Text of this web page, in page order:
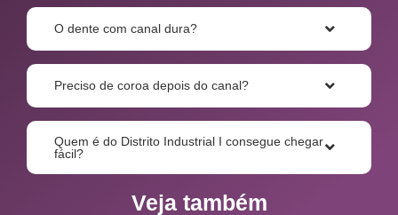
O dente com canal dura?
Preciso de coroa depois do canal?
Quem é do Distrito Industrial I consegue chegar
fácil?
Veja também